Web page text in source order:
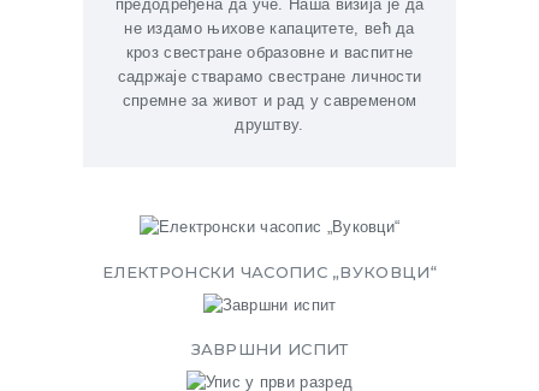
предодређена да уче. Наша визија је да
не издамо њихове капацитете, већ да
кроз свестране образовне и васпитне
садржаје стварамо свестране личности
спремне за живот и рад у савременом
друштву.
ЕЛЕКТРОНСКИ ЧАСОПИС „ВУКОВЦИ“
ЗАВРШНИ ИСПИТ